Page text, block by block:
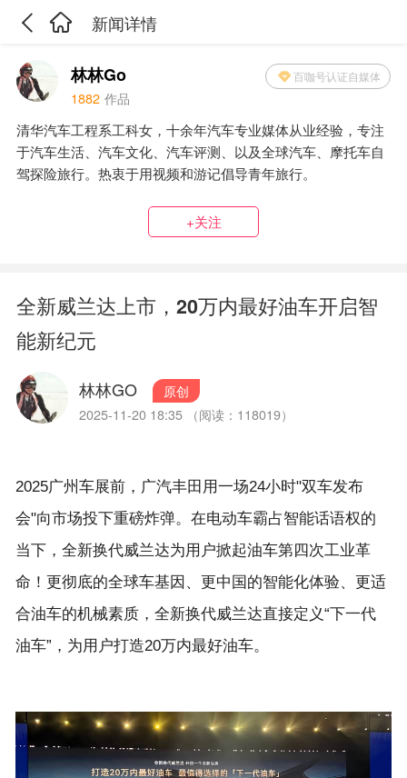
新闻详情
林林Go 百咖号认证自媒体
1882 作品
清华汽车工程系工科女，十余年汽车专业媒体从业经验，专注
于汽车生活、汽车文化、汽车评测、以及全球汽车、摩托车自
驾探险旅行。热衷于用视频和游记倡导青年旅行。
+关注
全新威兰达上市，20万内最好油车开启智
能新纪元
林林GO
原创
2025-11-20 18:35 （阅读：118019）
2025广州车展前，广汽丰田用一场24小时"双车发布
会"向市场投下重磅炸弹。在电动车霸占智能话语权的
当下，全新换代威兰达为用户掀起油车第四次工业革
命！更彻底的全球车基因、更中国的智能化体验、更适
合油车的机械素质，全新换代威兰达直接定义“下一代